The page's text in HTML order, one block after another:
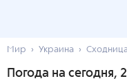
Мир Украина
Погода на сегодня,